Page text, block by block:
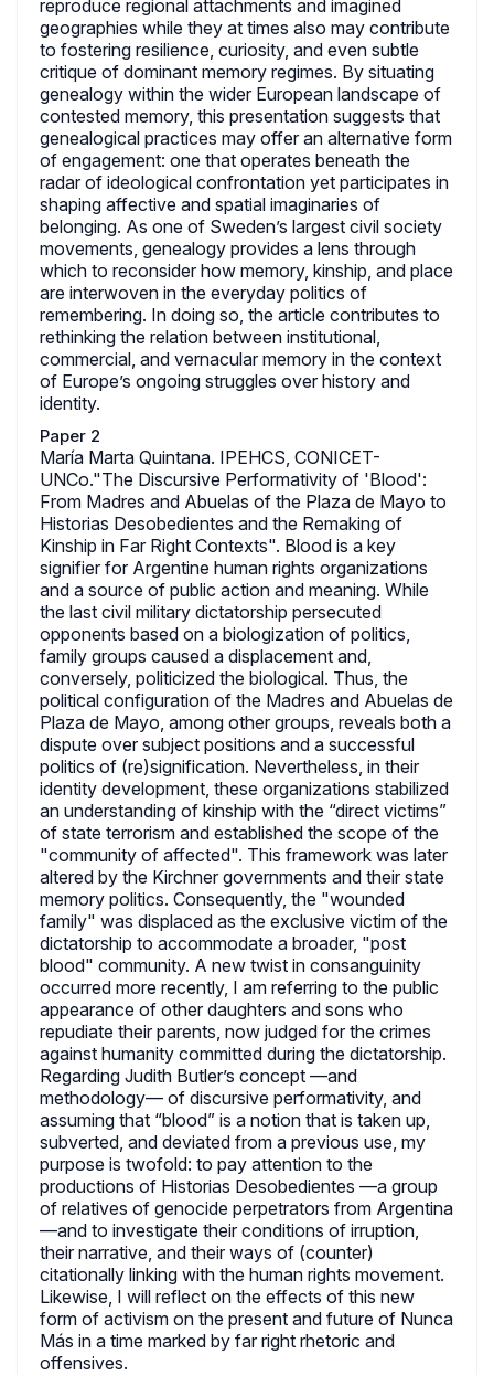
reproduce regional attachments and imagined
geographies while they at times also may contribute
to fostering resilience, curiosity, and even subtle
critique of dominant memory regimes. By situating
genealogy within the wider European landscape of
contested memory, this presentation suggests that
genealogical practices may offer an alternative form
of engagement: one that operates beneath the
radar of ideological confrontation yet participates in
shaping affective and spatial imaginaries of
belonging. As one of Sweden’s largest civil society
movements, genealogy provides a lens through
which to reconsider how memory, kinship, and place
are interwoven in the everyday politics of
remembering. In doing so, the article contributes to
rethinking the relation between institutional,
commercial, and vernacular memory in the context
of Europe’s ongoing struggles over history and
identity.
Paper 2
María Marta Quintana. IPEHCS, CONICET-
UNCo."The Discursive Performativity of 'Blood':
From Madres and Abuelas of the Plaza de Mayo to
Historias Desobedientes and the Remaking of
Kinship in Far Right Contexts". Blood is a key
signifier for Argentine human rights organizations
and a source of public action and meaning. While
the last civil military dictatorship persecuted
opponents based on a biologization of politics,
family groups caused a displacement and,
conversely, politicized the biological. Thus, the
political configuration of the Madres and Abuelas de
Plaza de Mayo, among other groups, reveals both a
dispute over subject positions and a successful
politics of (re)signification. Nevertheless, in their
identity development, these organizations stabilized
an understanding of kinship with the “direct victims”
of state terrorism and established the scope of the
"community of affected". This framework was later
altered by the Kirchner governments and their state
memory politics. Consequently, the "wounded
family" was displaced as the exclusive victim of the
dictatorship to accommodate a broader, "post
blood" community. A new twist in consanguinity
occurred more recently, I am referring to the public
appearance of other daughters and sons who
repudiate their parents, now judged for the crimes
against humanity committed during the dictatorship.
Regarding Judith Butler’s concept —and
methodology— of discursive performativity, and
assuming that “blood” is a notion that is taken up,
subverted, and deviated from a previous use, my
purpose is twofold: to pay attention to the
productions of Historias Desobedientes —a group
of relatives of genocide perpetrators from Argentina
—and to investigate their conditions of irruption,
their narrative, and their ways of (counter)
citationally linking with the human rights movement.
Likewise, I will reflect on the effects of this new
form of activism on the present and future of Nunca
Más in a time marked by far right rhetoric and
offensives.